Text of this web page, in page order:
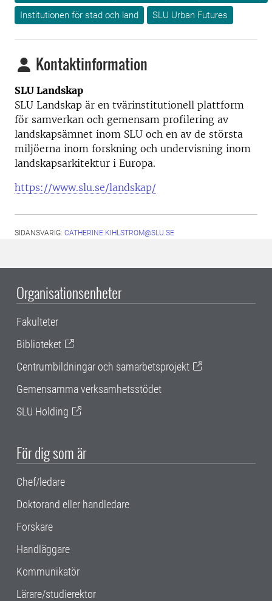
Institutionen för stad och land
SLU Urban Futures
Kontaktinformation
SLU Landskap
SLU Landskap är en tvärinstitutionell plattform
för samverkan och gemensam profilering av
landskapsämnet inom SLU och en av de största
miljöerna inom forskning och undervisning inom
landskapsarkitektur i Europa.
https://www.slu.se/landskap/
SIDANSVARIG: CATHERINE.KIHLSTROM@SLU.SE
Organisationsenheter
Fakulteter
Biblioteket
Centrumbildningar och samarbetsprojekt
Gemensamma verksamhetsstödet
SLU Holding
För dig som är
Chef/ledare
Doktorand eller handledare
Forskare
Handläggare
Kommunikatör
Lärare/studierektor